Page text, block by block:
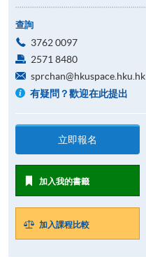
查詢
3762 0097
2571 8480
sprchan@hkuspace.hku.hk
有疑問？歡迎在此提出
立即報名
加入我的書籤
加入課程比較